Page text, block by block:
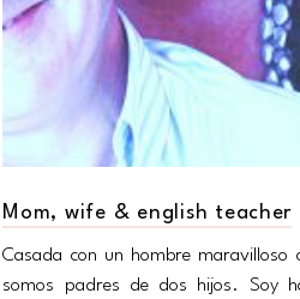
Mom, wife & english teacher
Casada con un hombre maravilloso
somos padres de dos hijos. Soy